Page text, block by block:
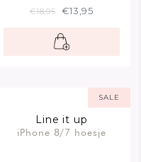
€18,95 €13,95
SALE
Line it up
iPhone 8/7 hoesje